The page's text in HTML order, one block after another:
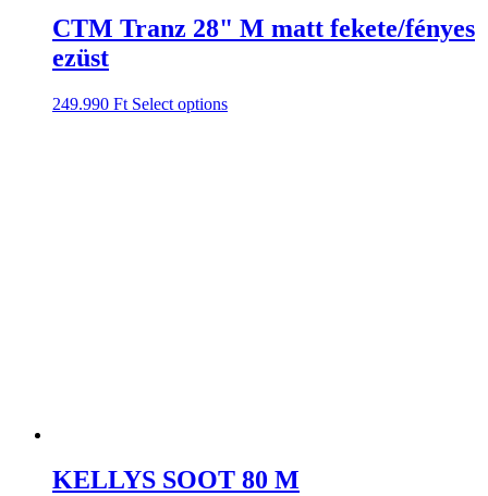
CTM Tranz 28" M matt fekete/fényes
ezüst
249.990 Ft Select options
KELLYS SOOT 80 M